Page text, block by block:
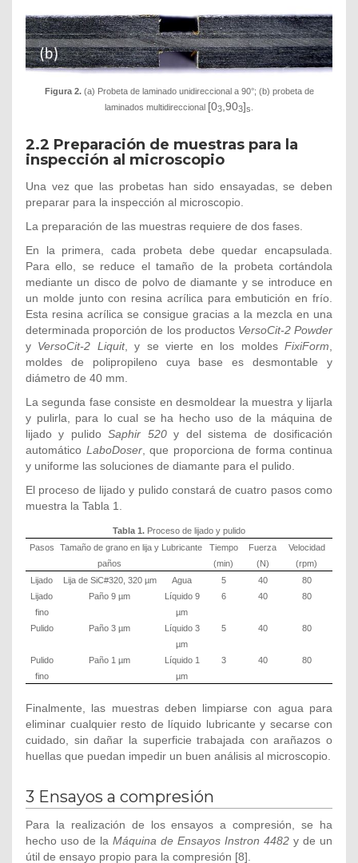
Figura 2.(a) Probeta de laminado unidireccional a 90°; (b) probeta de
laminados multidireccional [03 ,903]s
2.2 Preparación de muestras para la
inspección al microscopio
Una vez que las probetas han sido ensayadas, se deben
preparar para la inspección al microscopio.
La preparación de las muestras requiere de dos fases.
En la primera, cada probeta debe quedar encapsulada.
Para ello, se reduce el tamaño de la probeta cortándola
mediante un disco de polvo de diamante y se introduce en
un molde junto con resina acrílica para embutición en frío.
Esta resina acrílica se consigue gracias a la mezcla en una
determinada proporción de los productos VersoCit-2 Powder
y VersoCit-2 Liquit, y se vierte en los moldesFixiForm
moldes de polipropileno cuya base es desmontable y
diámetro de 40 mm.
La segunda fase consiste en desmoldear la muestra y lijarla
y pulirla, para lo cual se ha hecho uso de la máquina de
lijado y pulidoSaphir 520y del sistema de dosificación
automático LaboDoser, que proporciona de forma continua
y uniforme las soluciones de diamante para el pulido.
El proceso de lijado y pulido constará de cuatro pasos como
muestra la Tabla 1.
Tabla 1. Proceso de lijado y pulido
Pasos
Tamaño de grano en lija y
paños
Lubricante
Tiempo
(min)
Fuerza
(N)
Velocidad
(rpm)
Lijado
Lija de SiC#320, 320 µm Agua 5 40
80
Lijado
fino
Paño 9 µm
Líquido 9
µm
6 40 80
Pulido Paño 3 µm
Líquido 3
µm
5 40 80
Pulido
fino
Paño 1 µm
Líquido 1
µm
3 40 80
Finalmente, las muestras deben limpiarse con agua para
eliminar cualquier resto de líquido lubricante y secarse con
cuidado, sin dañar la superficie trabajada con arañazos o
huellas que puedan impedir un buen análisis al microscopio.
3 Ensayos a compresión
Para la realización de los ensayos a compresión, se ha
hecho uso de la Máquina de Ensayos Instron 4482 y de un
útil de ensayo propio para la compresión [8].